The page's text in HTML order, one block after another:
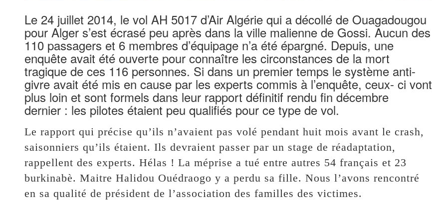
Le 24 juillet 2014, le vol AH 5017 d’Air Algérie qui a décollé de Ouagadougou
pour Alger s’est écrasé peu après dans la ville malienne de Gossi. Aucun des
110 passagers et 6 membres d’équipage n’a été épargné. Depuis, une
enquête avait été ouverte pour connaître les circonstances de la mort
tragique de ces 116 personnes. Si dans un premier temps le système anti-
givre avait été mis en cause par les experts commis à l’enquête, ceux- ci vont
plus loin et sont formels dans leur rapport définitif rendu fin décembre
dernier : les pilotes étaient peu qualifiés pour ce type de vol.
Le rapport qui précise qu’ils n’avaient pas volé pendant huit mois avant le crash,
saisonniers qu’ils étaient. Ils devraient passer par un stage de réadaptation,
rappellent des experts. Hélas ! La méprise a tué entre autres 54 français et 23
burkinabè. Maitre Halidou Ouédraogo y a perdu sa fille. Nous l’avons rencontré
en sa qualité de président de l’association des familles des victimes.